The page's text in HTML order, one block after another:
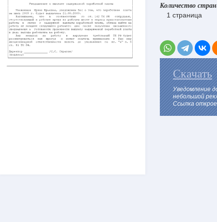
Количество
1 страница
Скачать
Уведомление
небольшой
Ссылка